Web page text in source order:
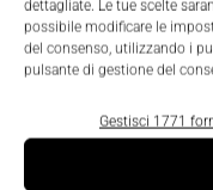
dettagliate. Le tue scelte
possibile modificare le
del consenso, utilizzando i
pulsante di gestione del
Gestisci 1771
medesimi segnali
mediante relè
l'interfaccia
L'Aplus può essere
programmabili
ingresso/uscita